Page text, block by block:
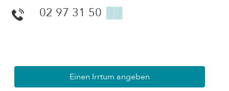
02 97 31 50 ▒▒
Einen Irrtum angeben